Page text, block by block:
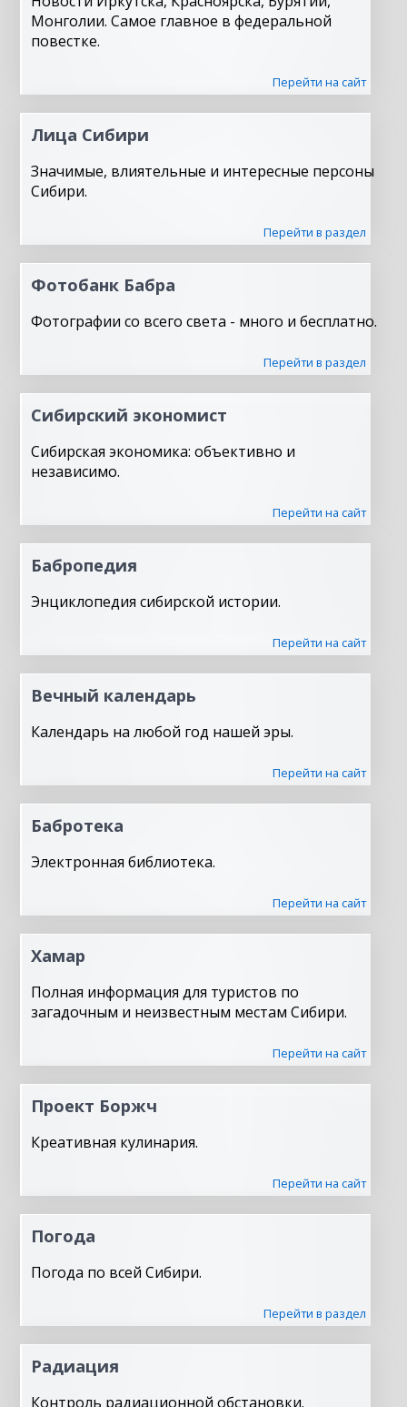
Монголии. Самое главное в федеральной
повестке.
Перейти на сайт
Лица Сибири
Значимые, влиятельные и интересные персоны
Сибири.
Перейти в раздел
Фотобанк Бабра
Фотографии со всего света - много и бесплатно.
Перейти в раздел
Сибирский экономист
Сибирская экономика: объективно и
независимо.
Перейти на сайт
Бабропедия
Энциклопедия сибирской истории.
Перейти на сайт
Вечный календарь
Календарь на любой год нашей эры.
Перейти на сайт
Бабротека
Электронная библиотека.
Перейти на сайт
Хамар
Полная информация для туристов по
загадочным и неизвестным местам Сибири.
Перейти на сайт
Проект Боржч
Креативная кулинария.
Перейти на сайт
Погода
Погода по всей Сибири.
Перейти в раздел
Радиация
Контроль радиационной обстановки.